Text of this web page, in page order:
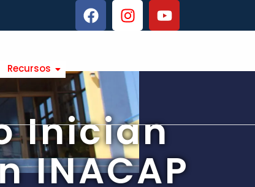
Recursos
Inician
INACAP